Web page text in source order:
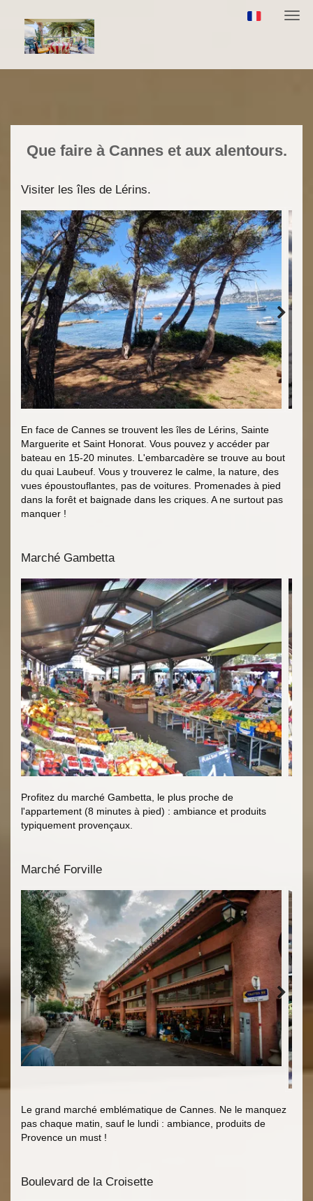
Que faire à Cannes et aux alentours.
Visiter les îles de Lérins.
En face de Cannes se trouvent les îles de Lérins, Sainte
Marguerite et Saint Honorat. Vous pouvez y accéder par
bateau en 15-20 minutes. L'embarcadère se trouve au bout
du quai Laubeuf. Vous y trouverez le calme, la nature, des
vues époustouflantes, pas de voitures. Promenades à pied
dans la forêt et baignade dans les criques. A ne surtout pas
manquer !
Marché Gambetta
Profitez du marché Gambetta, le plus proche de
l'appartement (8 minutes à pied) : ambiance et produits
typiquement provençaux.
Marché Forville
Le grand marché emblématique de Cannes. Ne le manquez
pas chaque matin, sauf le lundi : ambiance, produits de
Provence un must !
Boulevard de la Croisette